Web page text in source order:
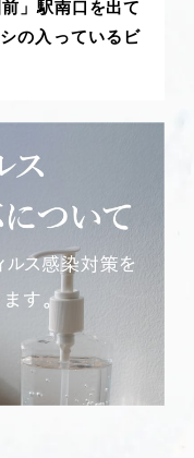
」駅南口を出て
の入っているビ